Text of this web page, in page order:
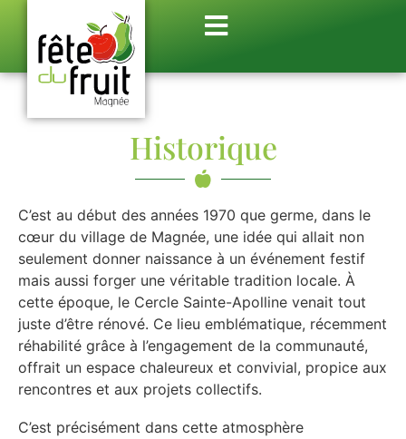
Historique
C’est au début des années 1970 que germe, dans le
cœur du village de Magnée, une idée qui allait non
seulement donner naissance à un événement festif
mais aussi forger une véritable tradition locale. À
cette époque, le Cercle Sainte-Apolline venait tout
juste d’être rénové. Ce lieu emblématique, récemment
réhabilité grâce à l’engagement de la communauté,
offrait un espace chaleureux et convivial, propice aux
rencontres et aux projets collectifs.
C’est précisément dans cette atmosphère